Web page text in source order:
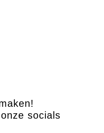
socials